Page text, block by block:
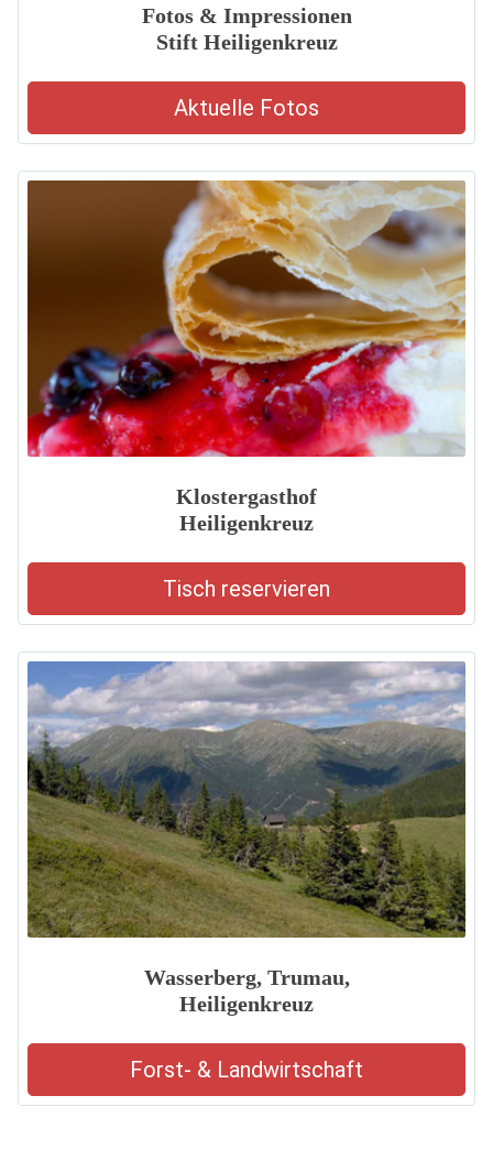
Fotos & Impressionen
Stift Heiligenkreuz
Aktuelle Fotos
Klostergasthof
Heiligenkreuz
Tisch reservieren
Wasserberg, Trumau,
Heiligenkreuz
Forst- & Landwirtschaft